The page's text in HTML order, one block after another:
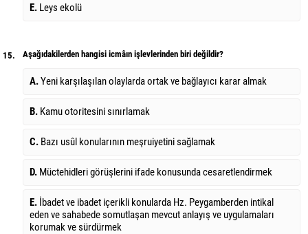
E. Leys ekolü
15. Aşağıdakilerden hangisi icmâın işlevlerinden biri değildir?
A.Yeni karşılaşılan olaylarda ortak ve bağlayıcı karar almak
B. Kamu otoritesini sınırlamak
C. Bazı usûl konularının meşruiyetini sağlamak
D. Müctehidleri görüşlerini ifade konusunda cesaretlendirmek
E. İbadet ve ibadet içerikli konularda Hz. Peygamberden intikal
eden ve sahabede somutlaşan mevcut anlayış ve uygulamaları
korumak ve sürdürmek